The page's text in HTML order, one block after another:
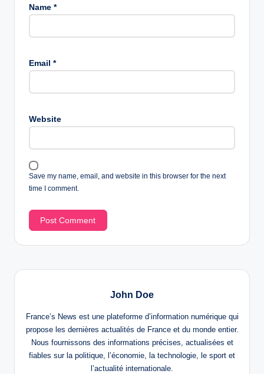
Name *
Email *
Website
Save my name, email, and website in this browser for the next
time I comment.
John Doe
France’s News est une plateforme d’information numérique qui
propose les dernières actualités de France et du monde entier.
Nous fournissons des informations précises, actualisées et
fiables sur la politique, l’économie, la technologie, le sport et
l’actualité internationale.